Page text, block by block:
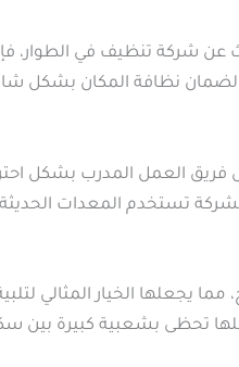
عن شركة تنظيف في الطوار،
لضمان نظافة المكان بشكل
فريق العمل المدرب بشكل
تستخدم المعدات
الخيار المثالي
تحظى بشعبية كبيرة بين